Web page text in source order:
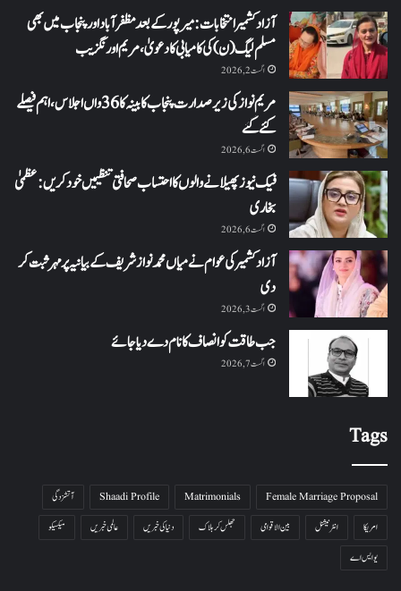
آزاد کشمیر انتخابات: میرپور کے بعد مظفرآباد اور پنجاب میں بھی
مسلم لیگ (ن) کی کامیابی کا دعویٰ، مریم اورنگزیب
اگست 2, 2026
مریم نواز کی زیر صدارت پنجاب کابینہ کا 36واں اجلاس،اہم فیصلے
کئے گئے
اگست 6, 2026
فیک نیوز پھیلانے والوں کا احتساب صحافتی تنظیمیں خود کریں: عظمیٰ
بخاری
اگست 6, 2026
آزاد کشمیر کی عوام نے میاں محمد نواز شریف کے بیانیہ پر مہر ثبت کر
دی
اگست 3, 2026
جب طاقت کو انصاف کا نام دے دیا جائے
اگست 7, 2026
Tags
Female Marriage Proposal
Matrimonials
Shaadi Profile
آتشزدگی
امریکا
انٹرنیشنل بین الاقوامی جھلس کر ہلاک دنیا کی خبریں عالمی خبریں
میکسیکو
یو ایس اے